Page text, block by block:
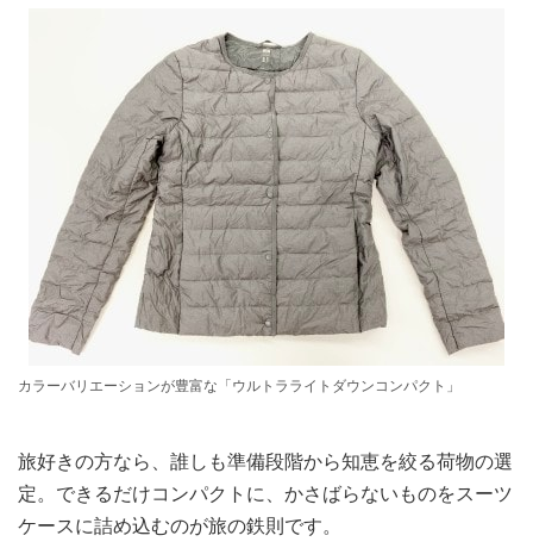
カラーバリエーションが豊富な「ウルトラライトダウンコンパクト」
旅好きの方なら、誰しも準備段階から知恵を絞る荷物の選
定。できるだけコンパクトに、かさばらないものをスーツ
ケースに詰め込むのが旅の鉄則です。